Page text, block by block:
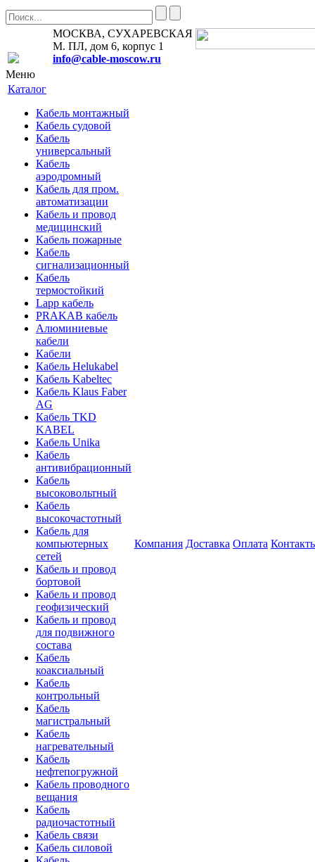
МОСКВА, СУХАРЕВСКАЯ
М. ПЛ, дом 6, корпус 1
info@cable-moscow.ru
Меню
Каталог
Кабель монтажный
Кабель судовой
Кабель
универсальный
Кабель
аэродромный
Кабель для пром.
автоматизации
Кабель и провод
медицинский
Кабель пожарные
Кабель
сигнализационный
Кабель
термостойкий
Lapp кабель
PRAKAB кабель
Алюминиевые
кабели
Кабели
Кабель Helukabel
Кабель Kabeltec
Кабель Klaus Faber
AG
Кабель TKD
KABEL
Кабель Unika
Кабель
антивибрационный
Кабель
высоковольтный
Кабель
высокочастотный
Кабель для
компьютерных
сетей
Кабель и провод
бортовой
Кабель и провод
геофизический
Кабель и провод
для подвижного
состава
Кабель
коаксиальный
Кабель
контрольный
Кабель
магистральный
Кабель
нагревательный
Кабель
нефтепогружной
Кабель проводного
вещания
Кабель
радиочастотный
Кабель связи
Кабель силовой
Компания Доставка Оплата